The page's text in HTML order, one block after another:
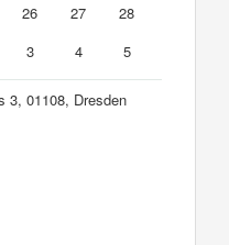
26 27
28
3 4 5
3, 01108, Dresden